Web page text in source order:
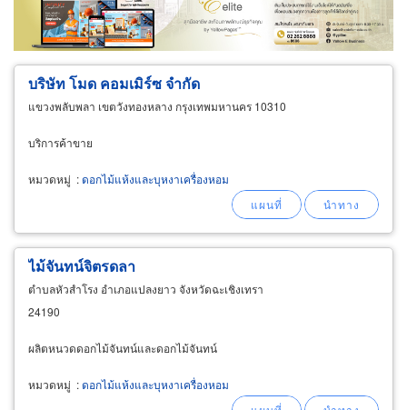
บริษัท โมด คอมเมิร์ซ จำกัด
แขวงพลับพลา เขตวังทองหลาง กรุงเทพมหานคร 10310
บริการค้าขาย
หมวดหมู่ :ดอกไม้แห้งและบุหงาเครื่องหอม
ไม้จันทน์จิตรดลา
ตำบลหัวสำโรง อำเภอแปลงยาว จังหวัดฉะเชิงเทรา
24190
ผลิตหนวดดอกไม้จันทน์และดอกไม้จันทน์
หมวดหมู่ :ดอกไม้แห้งและบุหงาเครื่องหอม